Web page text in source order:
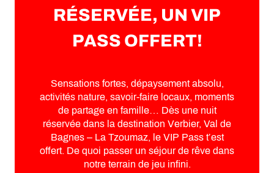
RÉSERVÉE, UN VIP
PASS OFFERT!
Sensations fortes, dépaysement absolu,
activités nature, savoir-faire locaux, moments
de partage en famille… Dès une nuit
réservée dans la destination Verbier, Val de
Bagnes – La Tzoumaz, le VIP Pass t’est
offert. De quoi passer un séjour de rêve dans
notre terrain de jeu infini.